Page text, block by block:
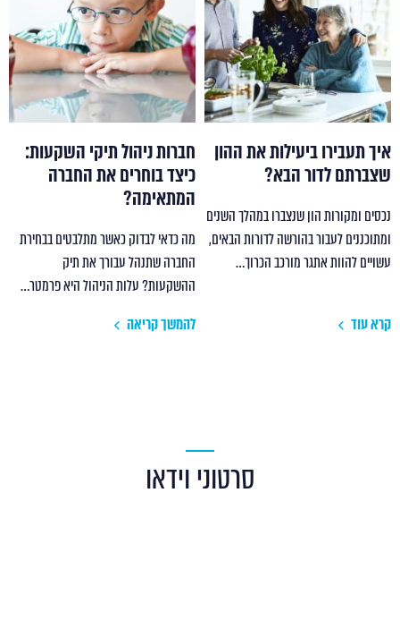
איך תעבירו ביעילות את ההון
שצברתם לדור הבא?
נכסים ומקורות הון שנצברו במהלך השנים
ומתוכננים לעבור בהורשה לדורות הבאים,
עשויים להוות אתגר מורכב הכרוך…
קרא עוד
חברות ניהול תיקי השקעות:
כיצד בוחרים את החברה
המתאימה?
מה כדאי לבדוק כאשר מתלבטים בבחירת
החברה שתנהל עבורך את תיק
ההשקעות? עלות הניהול היא פרמטר…
להמשך קריאה
סרטוני וידאו